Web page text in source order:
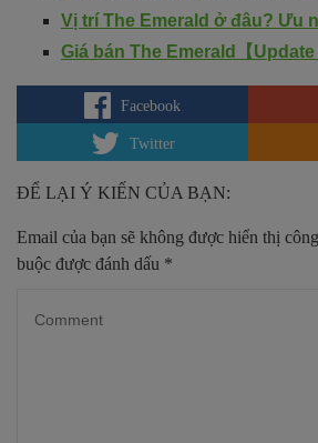
Vị trí The Emerald ở đâu? Ưu
Giá bán The Emerald【Update
Facebook
Twitter
ĐỂ LẠI Ý KIẾN CỦA BẠN:
Email của bạn sẽ không được hiển thị
buộc được đánh dấu *